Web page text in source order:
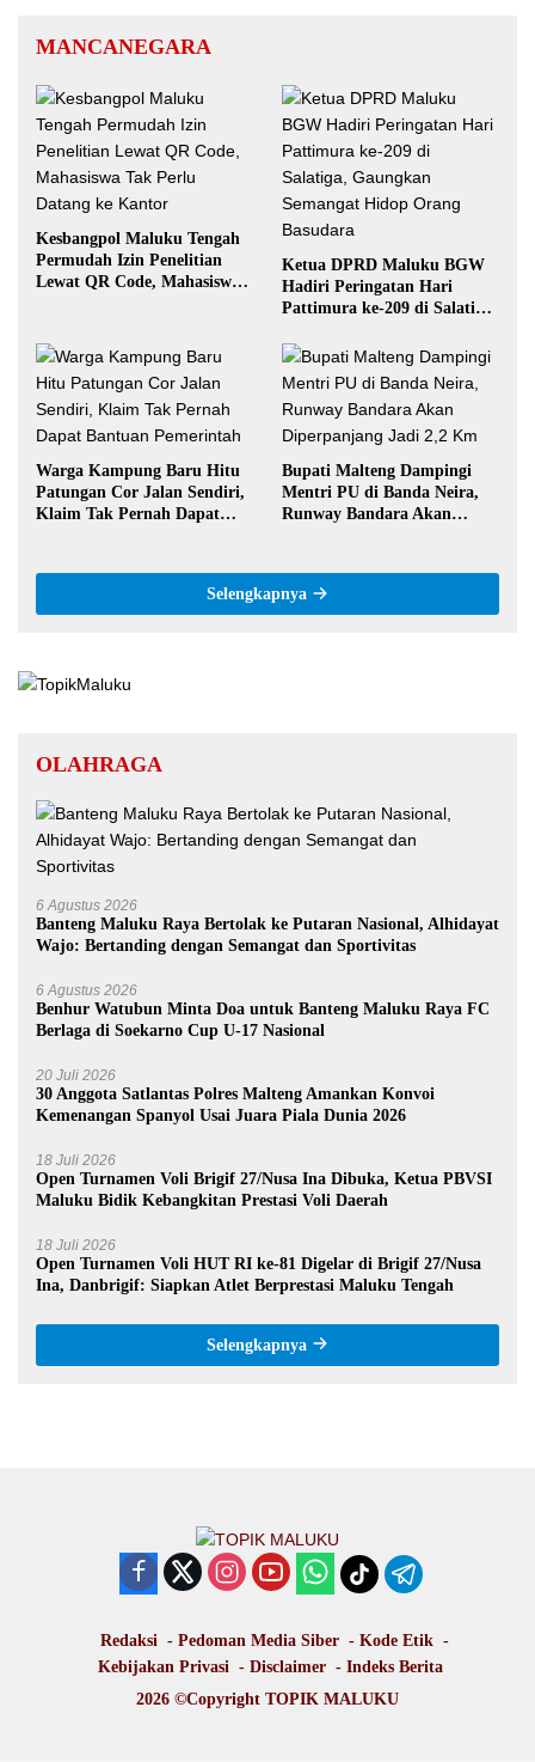
MANCANEGARA
Kesbangpol Maluku Tengah
Permudah Izin Penelitian
Lewat QR Code, Mahasiswa
Ketua DPRD Maluku BGW
Hadiri Peringatan Hari
Pattimura ke-209 di Salatiga,
Orang Basudara
Warga Kampung Baru Hitu
Patungan Cor Jalan Sendiri,
Klaim Tak Pernah Dapat
Bupati Malteng Dampingi
Mentri PU di Banda Neira,
Runway Bandara Akan
Selengkapnya
OLAHRAGA
6 Agustus 2026
Banteng Maluku Raya Bertolak ke Putaran Nasional, Alhidayat
Wajo: Bertanding dengan Semangat dan Sportivitas
6 Agustus 2026
Benhur Watubun Minta Doa untuk Banteng Maluku Raya FC
Berlaga di Soekarno Cup U-17 Nasional
20 Juli 2026
30 Anggota Satlantas Polres Malteng Amankan Konvoi
Kemenangan Spanyol Usai Juara Piala Dunia 2026
18 Juli 2026
Open Turnamen Voli Brigif 27/Nusa Ina Dibuka, Ketua PBVSI
Maluku Bidik Kebangkitan Prestasi Voli Daerah
18 Juli 2026
Open Turnamen Voli HUT RI ke-81 Digelar di Brigif 27/Nusa
Ina, Danbrigif: Siapkan Atlet Berprestasi Maluku Tengah
Selengkapnya
Redaksi Pedoman Media Siber
Kode Etik
Kebijakan Privasi
Disclaimer
Indeks Berita
2026 ©Copyright TOPIK MALUKU